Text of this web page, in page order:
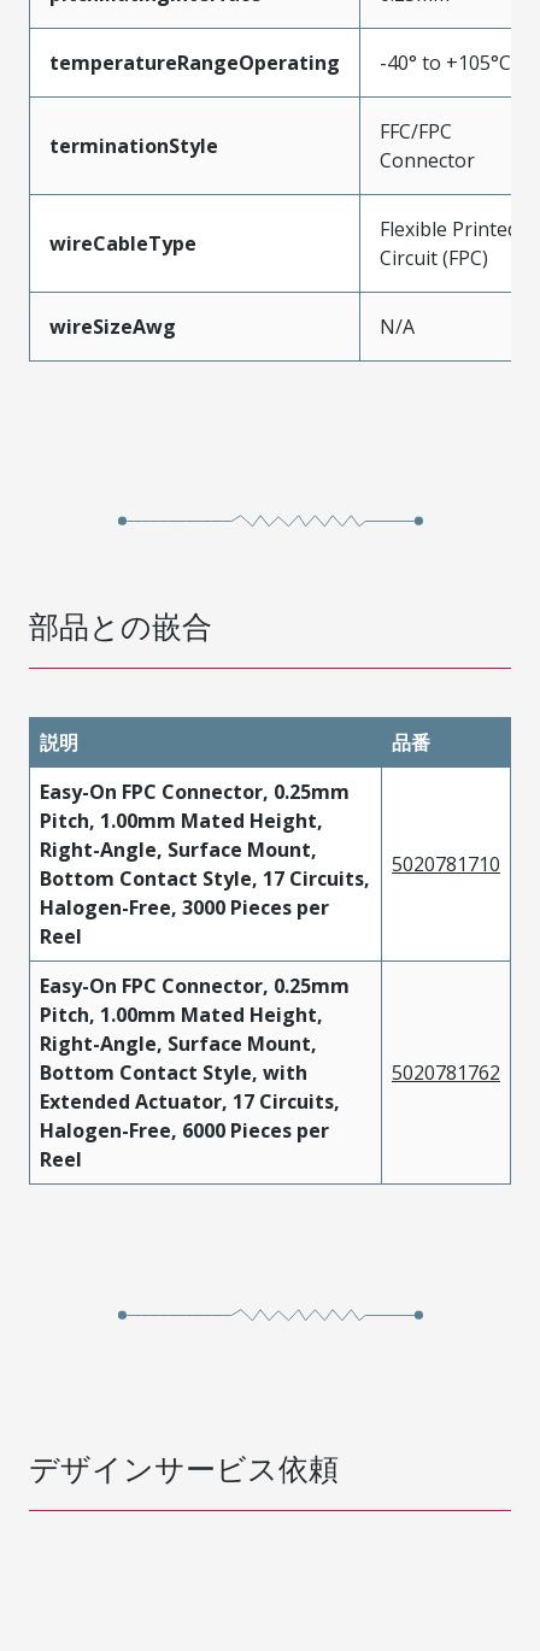
temperatureRangeOperating -40° to +105°C
terminationStyle
FFC/FPC
Connector
wireCableType
Flexible Printed
Circuit (FPC)
wireSizeAwg N/A
部品との嵌合
説明
品番
Easy-On FPC Connector, 0.25mm
Pitch, 1.00mm Mated Height,
Right-Angle, Surface Mount,
Bottom Contact Style, 17 Circuits,
Halogen-Free, 3000 Pieces per
Reel
5020781710
Easy-On FPC Connector, 0.25mm
Pitch, 1.00mm Mated Height,
Right-Angle, Surface Mount,
Bottom Contact Style, with
Extended Actuator, 17 Circuits,
Halogen-Free, 6000 Pieces per
Reel
5020781762
デザインサービス依頼